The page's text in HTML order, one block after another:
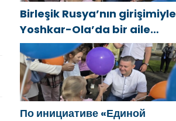
Birleşik Rusya’nın girişimiyle
Yoshkar-Ola’da bir aile
festivali düzenlendi
По инициативе «Единой